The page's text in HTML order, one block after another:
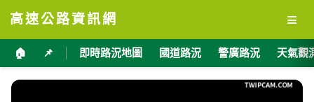
高速公路資訊網 ≡
🏠 📌 即時路況地圖 國道路況 警廣路況 天氣觀